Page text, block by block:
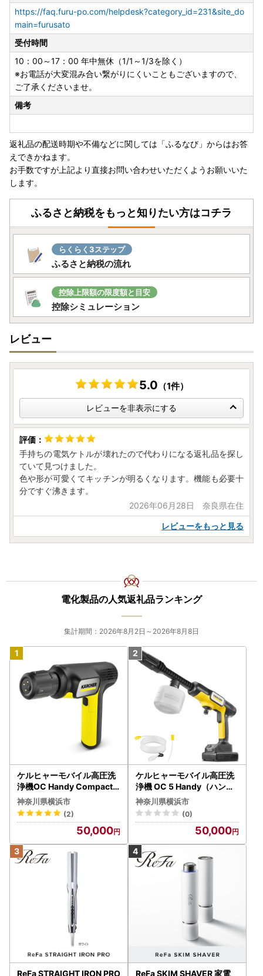
だけますようお願いいたします。
（ご希望にそえない場合はご了承くださいませ）
◆アイリスオーヤマ製品について◆
※「組み立て不要」の記載がないものは、お客様組み立てと
なっております。（工具は入っておりません）
※メーカー保証は、アイリスオーヤマの規定に準じます。
（詳細はアイリスオーヤマ公式HP内「お客様サポート・お
問合せ」で検索ください）
明書を保管ください。
※保証期間の開始日は、返礼品のお届け日から対象といたし
ます。
※保証適用外品もありますことご承知おきください。
※未開封・未使用であっても、メーカー保証の期間は変わり
ません
保証期間内に故障や不具合が生じた場合は、保証規定にした
がって修理や交換等の方法でご対応となりますので、アイリ
同梱されている保証書に記載の連絡先までお問い合わせくだ
さい。
～問い合わせについて～
JTBふるさと納税コールセンター
お問い合わせフォーム：https://faq.furu-po.com/helpdes
k?category_id=231&site_domain=furusato
営業時間：10：00～17：00（1/1～1/3を除く）
商品不具合などのお問い合わせも、こちらのお問い合わせ先
レビューへの書き込みでは対応できませんのでご了承願いま
す
https://faq.furu-po.com/helpdesk?category_id=231&site_do
main=furusato
受付時間
10：00～17：00 年中無休（1/1～1/3を除く）
※お電話が大変混み合い繋がりにくいこともございますので、
ご了承くださいませ。
備考
返礼品の配送時期や不備などに関しては「ふるなび」からはお答
えできかねます。
お手数ですが上記より直接お問い合わせいただくようお願いいた
します。
ふるさと納税をもっと知りたい方はコチラ
らくらく3ステップ
ふるさと納税の流れ
控除上限額の限度額と目安
控除シミュレーション
レビュー
5.0 （1件）
レビューを非表示にする
手持ちの電気ケトルが壊れたので代わりになる返礼品を探し
ていて見つけました。
色や形が可愛くてキッチンが明るくなります。機能も必要十
分ですぐ沸きます。
2026年06月28日 奈良県在住
レビューをもっと見る
電化製品の人気返礼品ランキング
集計期間：2026年8月2日～2026年8月8日
ケルヒャーモバイル高圧洗
浄機OC Handy Compact
（ハンディエア） APV000
7
神奈川県横浜市
(2)
50,000
ケルヒャーモバイル高圧洗
浄機 OC 5 Handy（ハンデ
ィジェット） APV0006
神奈川県横浜市
(0)
50,000
ReFa STRAIGHT IRON PRO ReFa SKIM SHAVER 家電